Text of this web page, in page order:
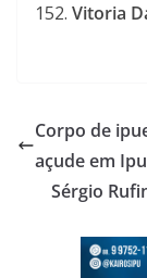
Vitoria
Corpo de
açude em
Sérgio